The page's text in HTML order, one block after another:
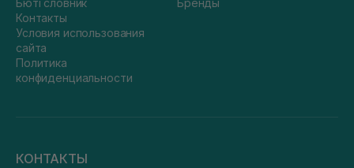
Бюті словник
Контакты
Условия использования
сайта
Политика
конфиденциальности
Бренды
КОНТАКТЫ